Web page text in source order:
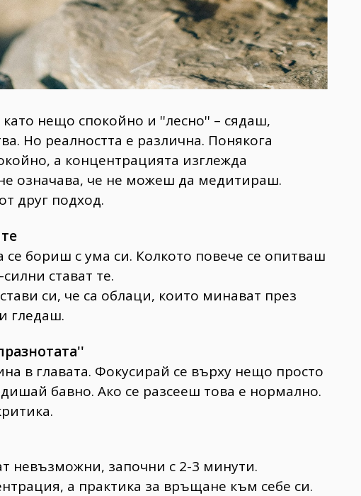
нещо спокойно и ''лесно'' – сядаш,
Но реалността е различна. Понякога
а концентрацията изглежда
означава, че не можеш да медитираш.
друг подход.
бориш с ума си. Колкото повече се опитваш
стават те.
си, че са облаци, които минават през
гледаш.
в главата. Фокусирай се върху нещо просто
бавно. Ако се разсееш това е нормално.
невъзможни, започни с 2-3 минути.
а практика за връщане към себе си.